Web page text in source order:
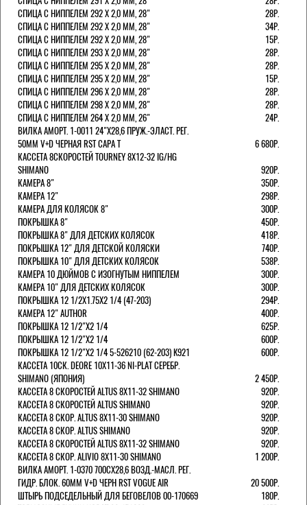
СПИЦА С НИППЕЛЕМ 292 Х 2,0 ММ, 28"
28Р.
СПИЦА С НИППЕЛЕМ 292 Х 2,0 ММ, 28"
34Р.
СПИЦА С НИППЕЛЕМ 292 Х 2,0 ММ, 28"
15Р.
СПИЦА С НИППЕЛЕМ 293 Х 2,0 ММ, 28"
28Р.
СПИЦА С НИППЕЛЕМ 295 Х 2,0 ММ, 28"
28Р.
СПИЦА С НИППЕЛЕМ 295 Х 2,0 ММ, 28"
15Р.
СПИЦА С НИППЕЛЕМ 296 Х 2,0 ММ, 28"
28Р.
СПИЦА С НИППЕЛЕМ 298 Х 2,0 ММ, 28"
28Р.
СПИЦА С НИППЕЛЕМ 264 Х 2,0 ММ, 26"
24Р.
ВИЛКА АМОРТ. 1-0011 24"Х28,6 ПРУЖ.-ЭЛАСТ. РЕГ.
50ММ V+D ЧЕРНАЯ RST CAPA Т
6 680Р.
КАССЕТА 8СКОРОСТЕЙ TOURNEY 8Х12-32 IG/HG
SHIMANO
920Р.
КАМЕРА 8"
350Р.
КАМЕРА 12"
298Р.
КАМЕРА ДЛЯ КОЛЯСОК 8"
300Р.
ПОКРЫШКА 8"
450Р.
ПОКРЫШКА 8" ДЛЯ ДЕТСКИХ КОЛЯСОК
418Р.
ПОКРЫШКА 12" ДЛЯ ДЕТСКОЙ КОЛЯСКИ
740Р.
ПОКРЫШКА 10" ДЛЯ ДЕТСКИХ КОЛЯСОК
538Р.
КАМЕРА 10 ДЮЙМОВ С ИЗОГНУТЫМ НИППЕЛЕМ
300Р.
КАМЕРА 10" ДЛЯ ДЕТСКИХ КОЛЯСОК
300Р.
ПОКРЫШКА 12 1/2X1.75X2 1/4 (47-203)
294Р.
КАМЕРА 12" AUTHOR
400Р.
ПОКРЫШКА 12 1/2"Х2 1/4
625Р.
ПОКРЫШКА 12 1/2"Х2 1/4
600Р.
ПОКРЫШКА 12 1/2"Х2 1/4 5-526210 (62-203) K921
600Р.
КАССЕТА 10СК. DEORE 10Х11-36 NI-PLAT СЕРЕБР.
SHIMANO (ЯПОНИЯ)
2 450Р.
КАССЕТА 8 СКОРОСТЕЙ ALTUS 8Х11-32 SHIMANO
920Р.
КАССЕТА 8 СКОРОСТЕЙ ALTUS SHIMANO
920Р.
КАССЕТА 8 СКОР. ALTUS 8Х11-30 SHIMANO
920Р.
КАССЕТА 8 СКОР. ALTUS SHIMANO
920Р.
КАССЕТА 8 СКОРОСТЕЙ ALTUS 8Х11-32 SHIMANO
920Р.
КАССЕТА 8 СКОР. ALIVIO 8Х11-30 SHIMANO
1 200Р.
ВИЛКА АМОРТ. 1-0370 700СХ28,6 ВОЗД.-МАСЛ. РЕГ.
ГИДР. БЛОК. 60ММ V+D ЧЕРН RST VOGUE AIR
20 500Р.
ШТЫРЬ ПОДСЕДЕЛЬНЫЙ ДЛЯ БЕГОВЕЛОВ 00-170669
180Р.